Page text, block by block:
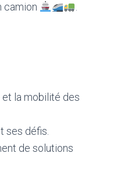
camion
et la mobilité des
ses défis.
de solutions